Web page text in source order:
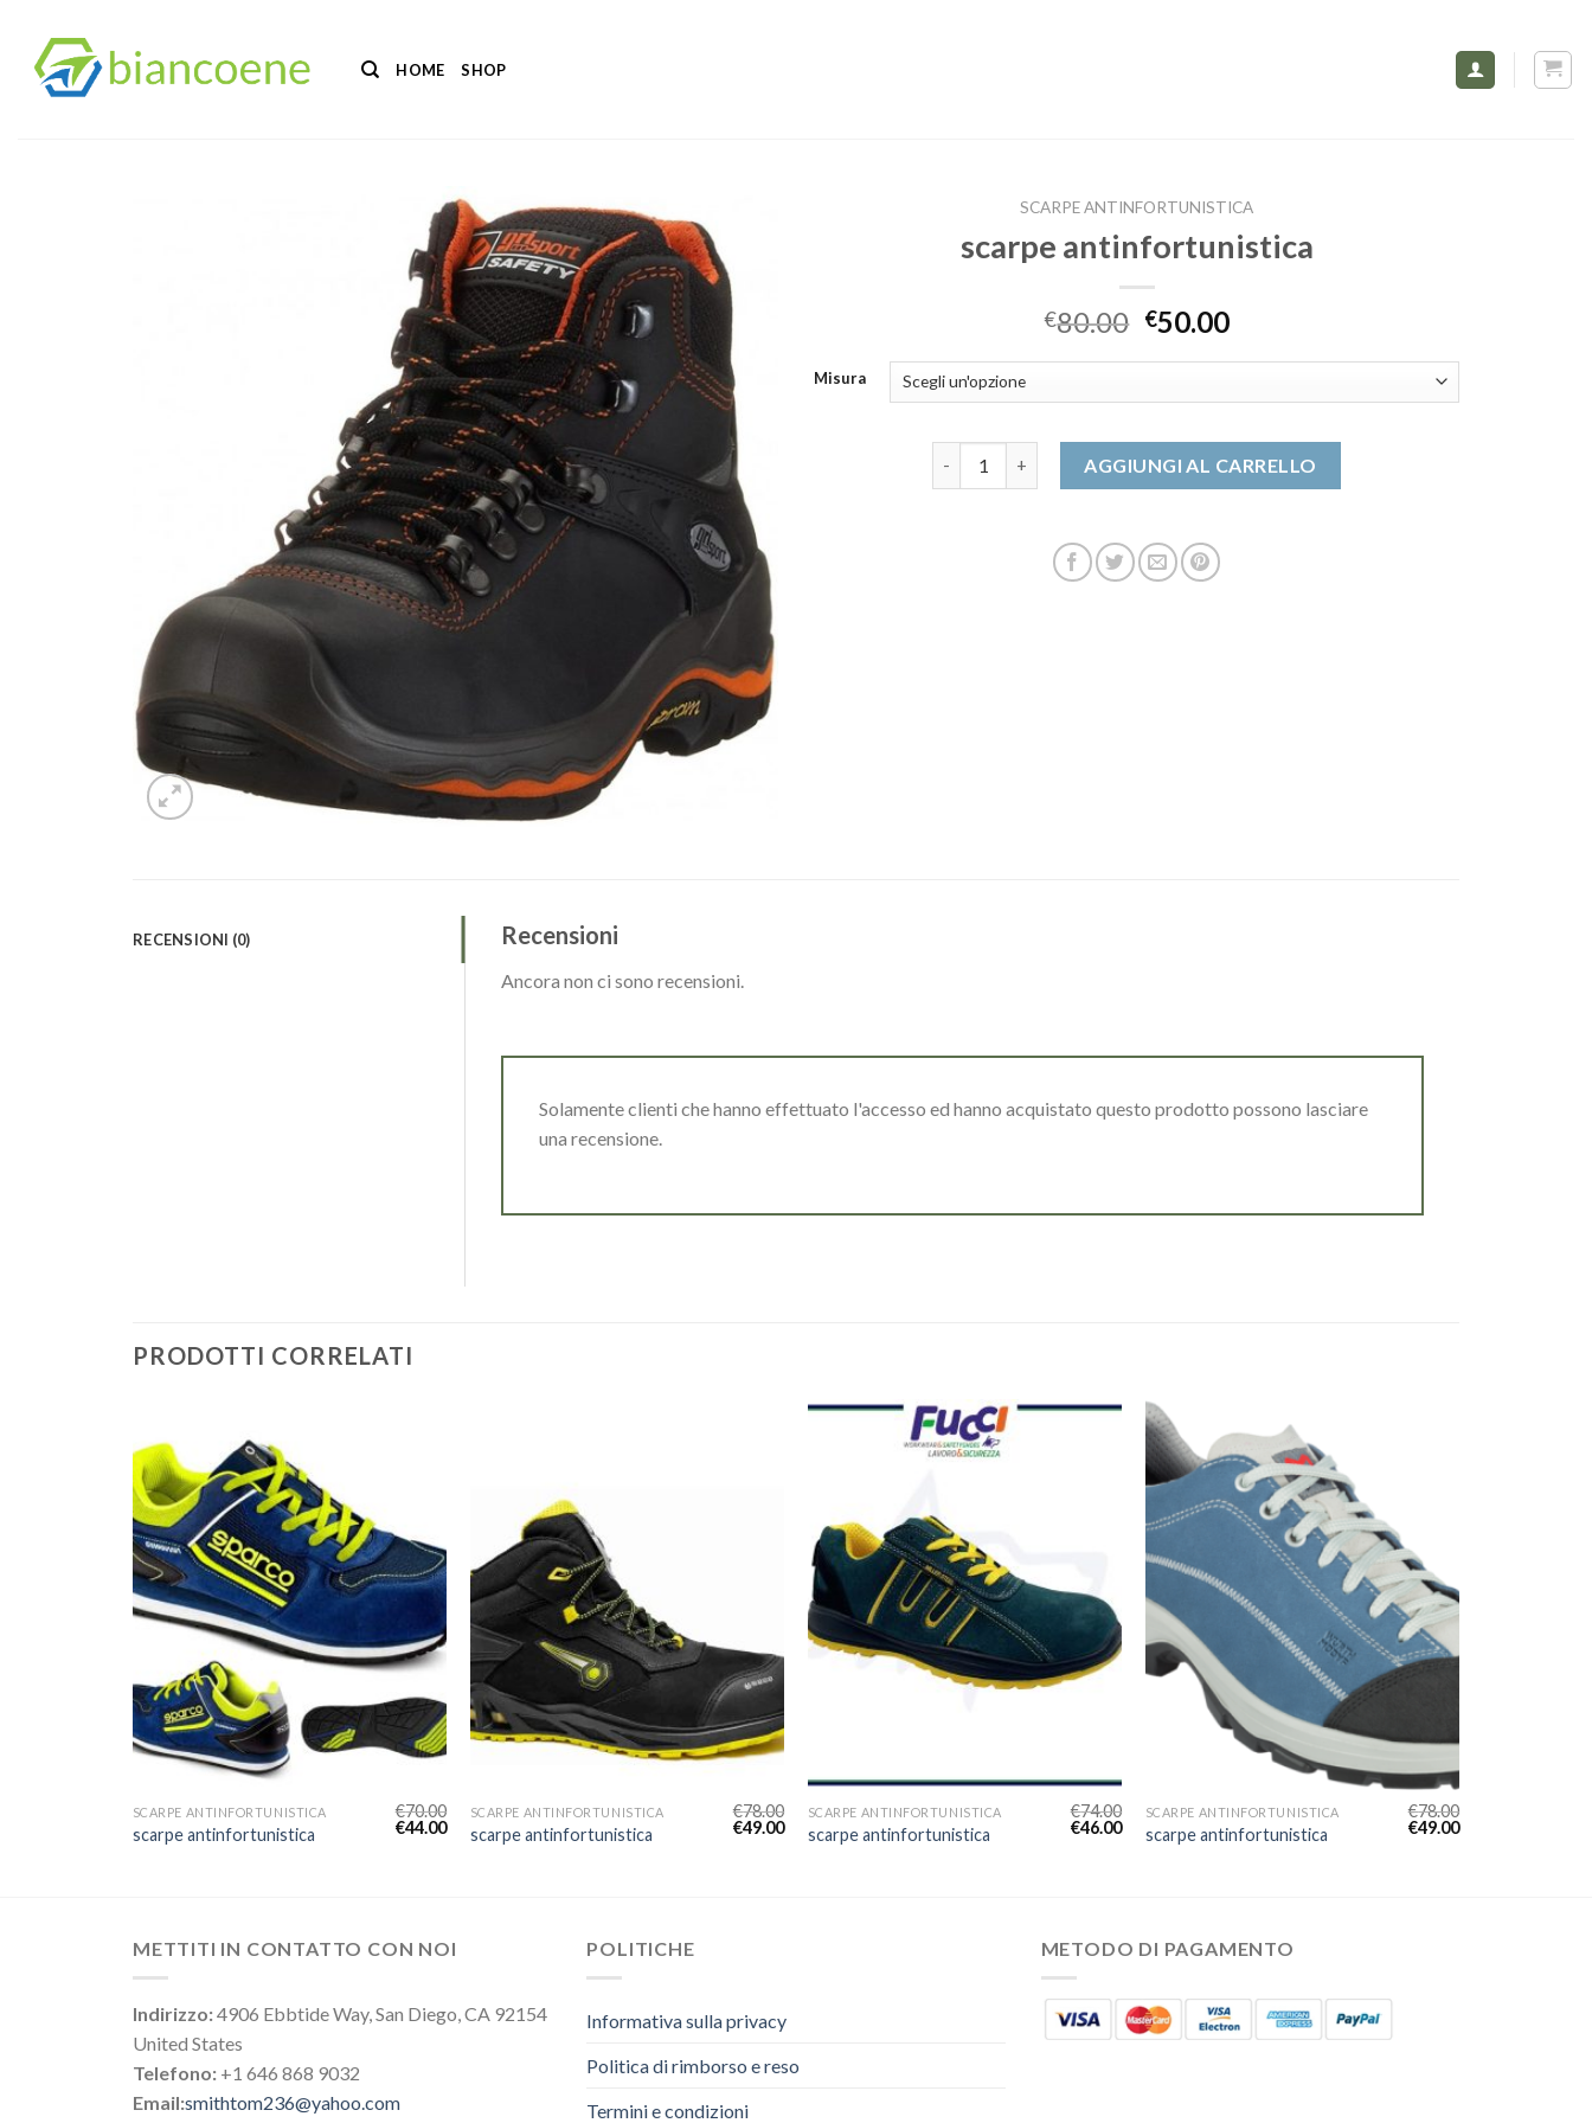
contenuti
HOME SHOP
SCARPE ANTINFORTUNISTICA
scarpe antinfortunistica
€80.00 €50.00
Misura
AGGIUNGI AL CARRELLO
RECENSIONI (0) Recensioni
Ancora non ci sono recensioni.
Solamente clienti che hanno effettuato l'accesso ed hanno acquistato questo prodotto possono lasciare
una recensione.
PRODOTTI CORRELATI
SCARPE ANTINFORTUNISTICA
scarpe antinfortunistica
€70.00
€44.00
SCARPE ANTINFORTUNISTICA
scarpe antinfortunistica
€78.00
€49.00
SCARPE ANTINFORTUNISTICA
scarpe antinfortunistica
€74.00
€46.00
SCARPE ANTINFORTUNISTICA
scarpe antinfortunistica
€78.00
€49.00
METTITI IN CONTATTO CON NOI
Indirizzo:4906 Ebbtide Way, San Diego, CA 92154
United States
Telefono: +1 646 868 9032
Email:smithtom236@yahoo.com
POLITICHE
Informativa sulla privacy
Politica di rimborso e reso
Termini e condizioni
METODO DI PAGAMENTO